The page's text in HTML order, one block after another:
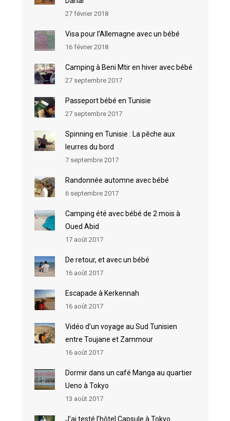
27 février 2018
Visa pour l’Allemagne avec un bébé
16 février 2018
Camping à Beni Mtir en hiver avec bébé
27 septembre 2017
Passeport bébé en Tunisie
27 septembre 2017
Spinning en Tunisie : La pêche aux
leurres du bord
7 septembre 2017
Randonnée automne avec bébé
6 septembre 2017
Camping été avec bébé de 2 mois à
Oued Abid
17 août 2017
De retour, et avec un bébé
16 août 2017
Escapade à Kerkennah
16 août 2017
Vidéo d’un voyage au Sud Tunisien
entre Toujane et Zammour
16 août 2017
Dormir dans un café Manga au quartier
Ueno à Tokyo
13 août 2017
J’ai testé l’hôtel Capsule à Tokyo